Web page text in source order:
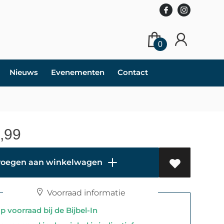
0
Nieuws Evenementen Contact
aan winkelwagen
Voorraad informatie
voorraad bij de Bijbel-In